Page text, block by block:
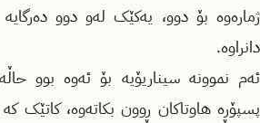
ژمارەوە بۆ دوو، یەکێک لەو دوو
دانراوە.
ئەم نموونە سیناریۆیە بۆ ئەوە بوو
پسپۆڕە هاوتاکان ڕوون بکاتەوە، کاتێک